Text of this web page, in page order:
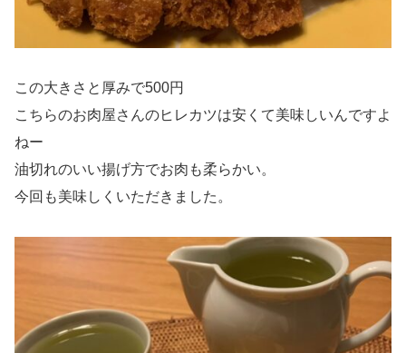
この大きさと厚みで500円
こちらのお肉屋さんのヒレカツは安くて美味しいんですよ
ねー
油切れのいい揚げ方でお肉も柔らかい。
今回も美味しくいただきました。